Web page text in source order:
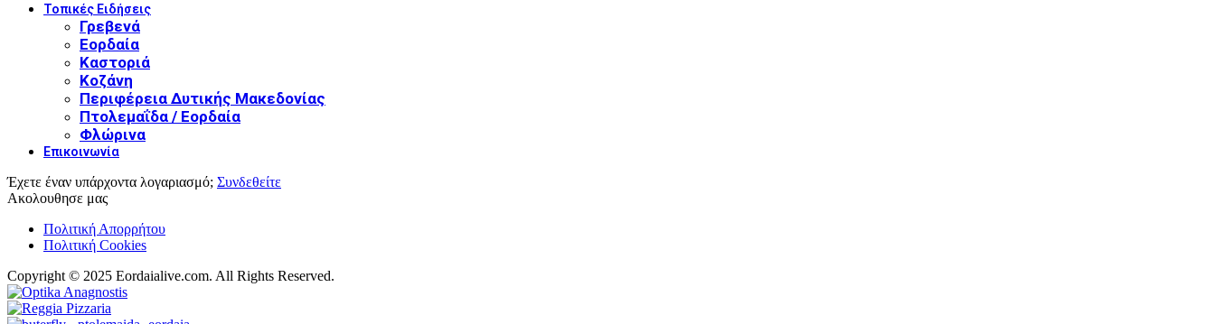
Τοπικές Ειδήσεις
Γρεβενά
Εορδαία
Καστοριά
Κοζάνη
Περιφέρεια Δυτικής Μακεδονίας
Πτολεμαΐδα / Εορδαία
Φλώρινα
Επικοινωνία
Έχετε έναν υπάρχοντα λογαριασμό; Συνδεθείτε
Ακολουθησε μας
Πολιτική Απορρήτου
Πολιτική Cookies
Copyright © 2025 Eordaialive.com. All Rights Reserved.